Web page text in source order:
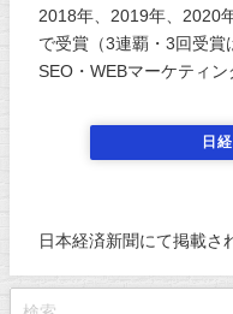
2018年、2019年、2020
で受賞（3連覇・3回受
SEO・WEBマーケティン
日
日本経済新聞にて掲載さ